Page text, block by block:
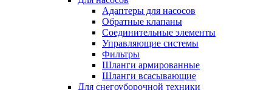
Адаптеры для насосов
Обратные клапаны
Соединительные элементы
Управляющие системы
Фильтры
Шланги армированные
Шланги всасывающие
Для снегоуборочной техники